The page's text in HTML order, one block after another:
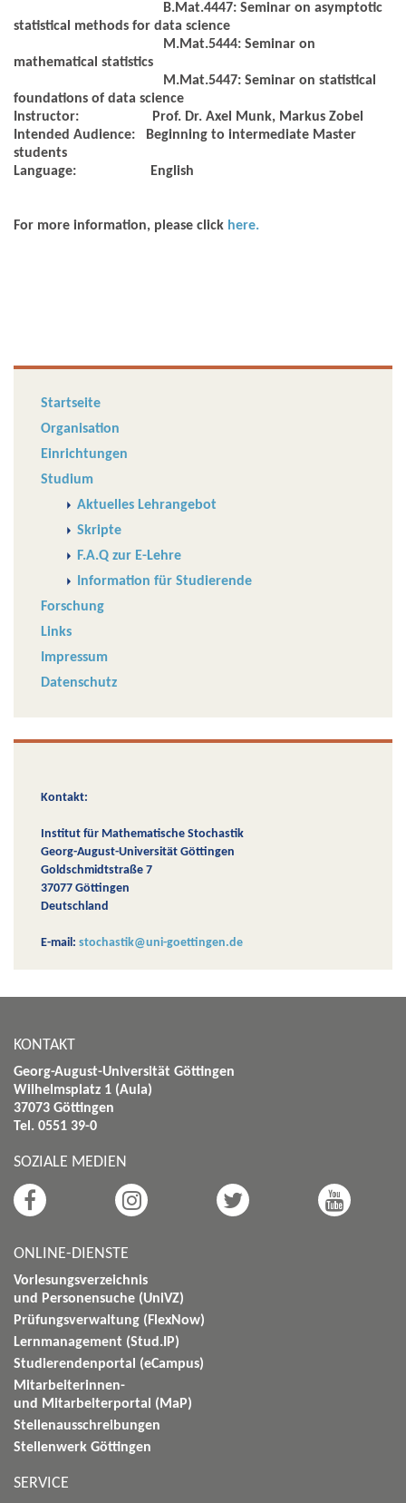
B.Mat.4447: Seminar on asymptotic
statistical methods for data science
M.Mat.5444: Seminar on
mathematical statistics
M.Mat.5447: Seminar on statistical
foundations of data science
Instructor:
Prof. Dr. Axel Munk, Markus Zobel
Intended Audience:
Beginning to intermediate Master
students
Language:
English
For more information, please click here.
Startseite
Organisation
Einrichtungen
Studium
Aktuelles Lehrangebot
Skripte
F.A.Q zur E-Lehre
Information für Studierende
Forschung
Links
Impressum
Datenschutz
Kontakt:
Institut für Mathematische Stochastik
Georg-August-Universität Göttingen
Goldschmidtstraße 7
37077 Göttingen
Deutschland
E-mail: stochastik@uni-goettingen.de
KONTAKT
Georg-August-Universität Göttingen
Wilhelmsplatz 1 (Aula)
37073 Göttingen
Tel. 0551 39-0
SOZIALE MEDIEN
ONLINE-DIENSTE
Vorlesungsverzeichnis
und Personensuche (UniVZ)
Prüfungsverwaltung (FlexNow)
Lernmanagement (Stud.IP)
Studierendenportal (eCampus)
Mitarbeiterinnen-
und Mitarbeiterportal (MaP)
Stellenausschreibungen
Stellenwerk Göttingen
SERVICE